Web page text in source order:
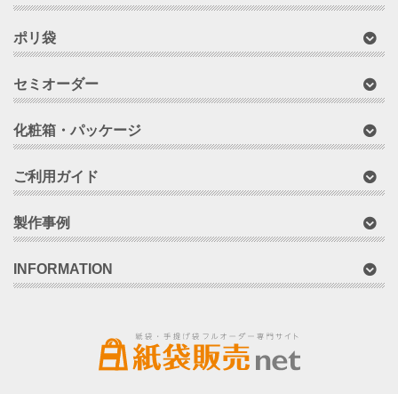
ポリ袋
セミオーダー
化粧箱・パッケージ
ご利用ガイド
製作事例
INFORMATION